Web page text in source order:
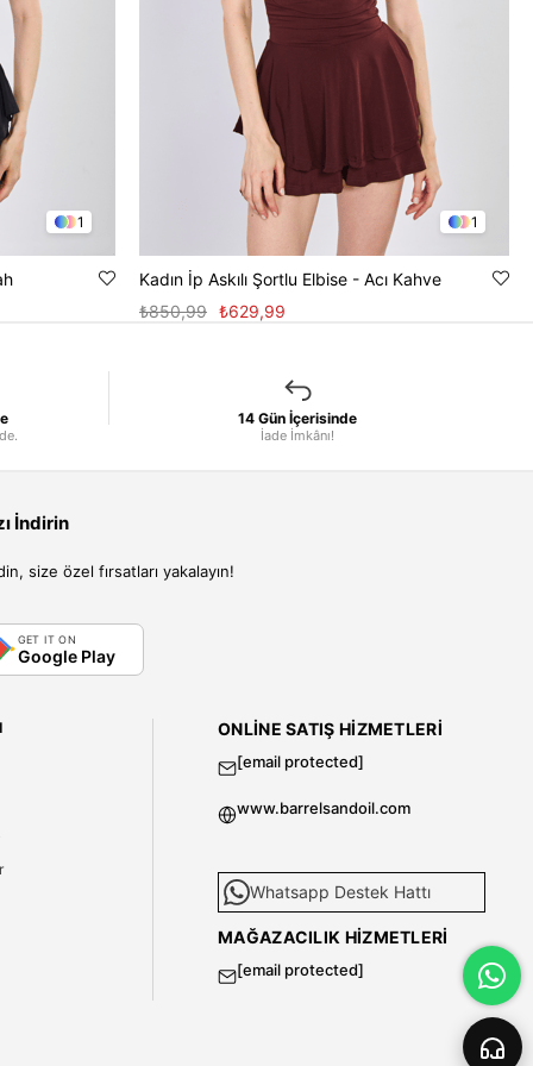
1 1
Kadın İp Askılı Şortlu Elbise - Acı Kahve
₺629,99
₺850,99
14 Gün İçerisinde
İade İmkânı!
İndirin
size özel fırsatları yakalayın!
GET IT ON
Google Play
ONLINE SATIŞ HIZMETLERI
[email protected]
www.barrelsandoil.com
Whatsapp Destek Hattı
MAĞAZACILIK HIZMETLERI
[email protected]